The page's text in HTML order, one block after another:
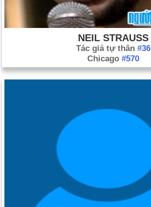
NEIL STRAUSS
Tác giả tự thân #36
Chicago #570